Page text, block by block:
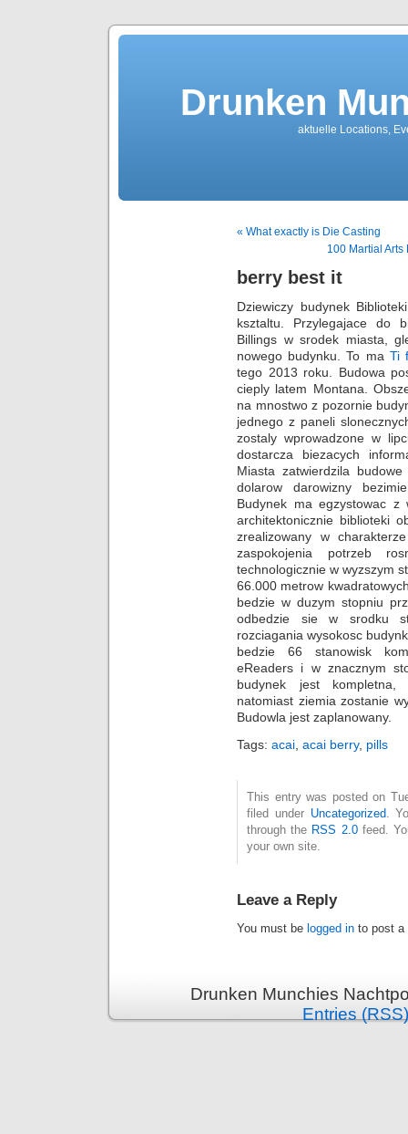
Drunken
aktuelle Locations,
« What exactly is Die Casting
100 Martial
berry best it
Dziewiczy budynek
ksztaltu. Przylegajace do
Billings w srodek miasta,
nowego budynku. To ma Ti
tego 2013 roku. Budowa
cieply latem Montana.
na mnostwo z pozornie
jednego z paneli
zostaly wprowadzone w
dostarcza biezacych
Miasta zatwierdzila
dolarow darowizny
Budynek ma egzystowac z
architektonicznie biblioteki
zrealizowany w
zaspokojenia potrzeb
technologicznie w wyzszym
66.000 metrow
bedzie w duzym stopniu
odbedzie sie w srodku
rozciagania wysokosc
bedzie 66 stanowisk
eReaders i w znacznym
budynek jest kompletna,
natomiast ziemia zostanie
Budowla jest zaplanowany.
Tags: acai acai berry, pills
This entry was posted on
filed under Uncategorized.
through the RSS 2.0feed.
your own site.
Leave a Reply
You must be logged in to post a
Drunken Munchies
Entries (RSS)